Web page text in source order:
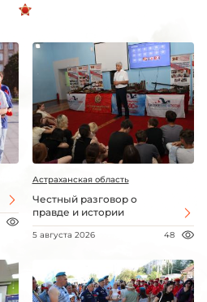
Астраханская область
Честный разговор о
правде и истории
5 августа 2026 48